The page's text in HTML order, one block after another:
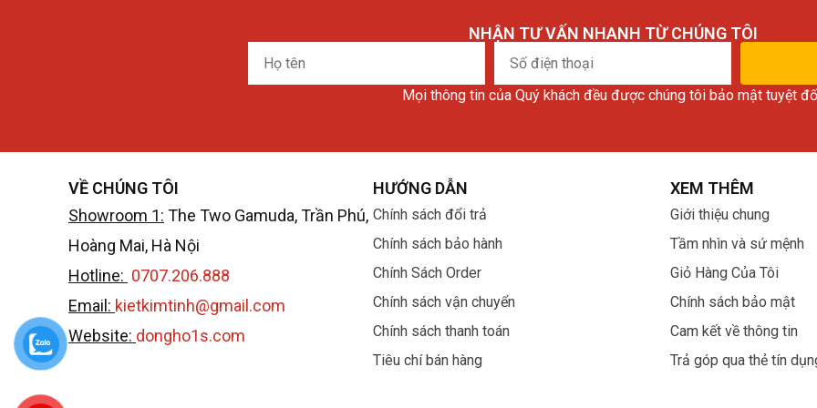
Vì vậy việc trùng tên của tập đoàn có thể gây nhầm lẫn cho nhiều khách hàng. Đây cũng là 1 thương
riêng biệt.
Website chính hãng: Swatch watch
Cửa hàng đồng hồ swatch chính hãng tại Việt Nam
Việc 1 số thương hiệu lớn của Việt Nam tự nhận là nhà phân phối hay được uỷ quyền bán chính hãng thì
NHẬN TƯ VẤN NHANH TỪ CHÚNG TÔI
Họ
tên
Số
điện
Mọi thông tin của Quý khách đều được chúng tôi bảo mật tuyệt
VỀ CHÚNG TÔI
Showroom 1: The Two Gamuda, Trần Phú,
Hoàng Mai, Hà Nội
Hotline: 0707.206.888
Email: kietkimtinh@gmail.com
Website: dongho1s.com
HƯỚNG DẪN
Chính sách đổi trả
Chính sách bảo hành
Chính Sách Order
Chính sách vận chuyển
Chính sách thanh toán
Tiêu chí bán hàng
XEM THÊM
Giới thiệu chung
Tầm nhìn và sứ mệnh
Giỏ Hàng Của Tôi
Chính sách bảo mật
Cam kết về thông tin
Trả góp qua thẻ tín